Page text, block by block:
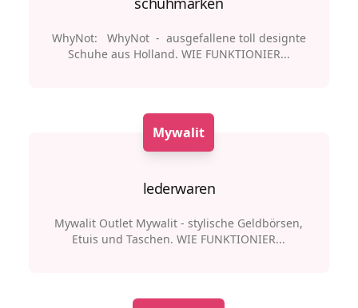
WhyNot: WhyNot - ausgefallene toll designte
Schuhe aus Holland. WIE FUNKTIONIER...
Mywalit
lederwaren
Mywalit Outlet Mywalit - stylische Geldbörsen,
Etuis und Taschen. WIE FUNKTIONIER...